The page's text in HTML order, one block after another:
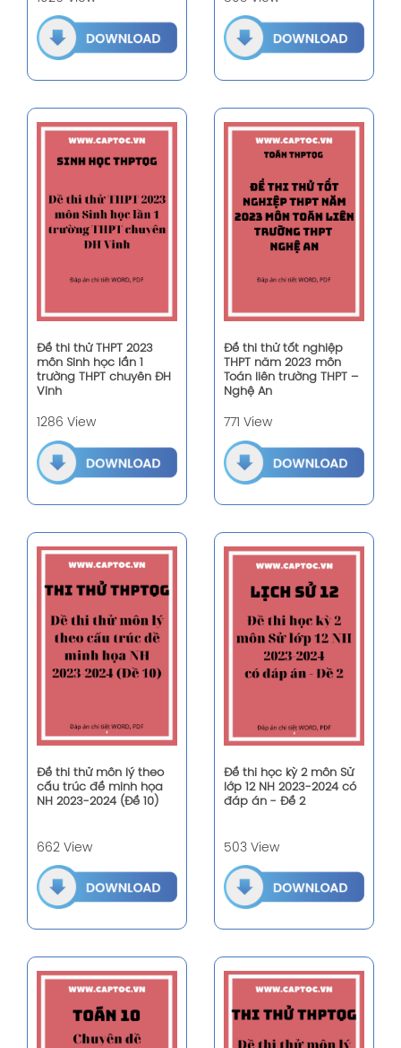
Đề thi thử THPT 2023
môn Sinh học lần 1
trường THPT chuyên ĐH
Vinh
1286 View
Đề thi thử tốt nghiệp
THPT năm 2023 môn
Toán liên trường THPT –
Nghệ An
771 View
Đề thi thử môn lý theo
cấu trúc đề minh họa
NH 2023-2024 (Đề 10)
662 View
Đề thi học kỳ 2 môn Sử
lớp 12 NH 2023-2024 có
đáp án - Đề 2
503 View